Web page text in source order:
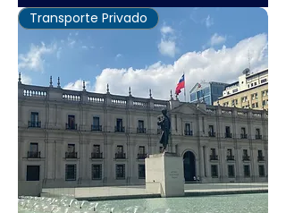
Transporte Privado